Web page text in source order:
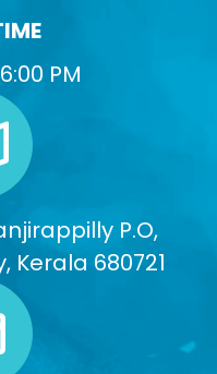
PM
P.O,
Kerala 680721